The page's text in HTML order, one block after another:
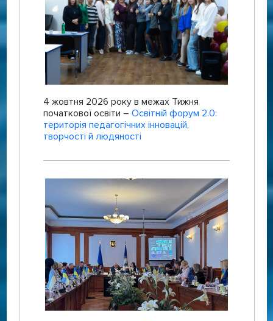
4 жовтня 2026 року в межах Тижня
початкової освіти – Освітній форум 2.0:
територія педагогічних інновацій,
творчості й людяності